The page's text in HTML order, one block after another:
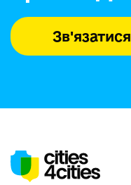
Зв'язатися